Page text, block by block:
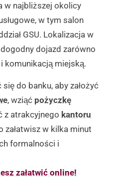
w najbliższej okolicy
w tym salon
GSU. Lokalizacja w
dojazd zarówno
komunikacją miejską.
do banku, aby założyć
, wziąć pożyczkę
z atrakcyjnego kantoru
załatwisz w kilka minut
formalności i
załatwić online!